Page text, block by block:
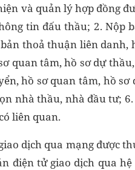
và quản lý hợp đồng
tin đấu thầu; 2. Nộp
thoả thuận liên danh,
quan tâm, hồ sơ dự
hồ sơ quan tâm, hồ sơ
nhà thầu, nhà đầu tư;
liên quan.
dịch qua mạng được
điện tử giao dịch qua